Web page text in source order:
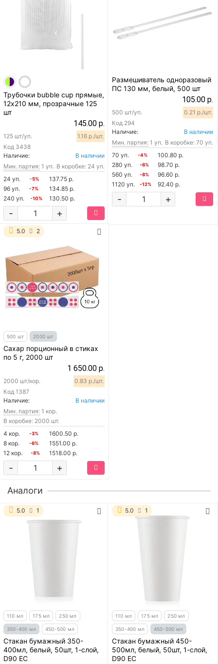
Трубочки bubble cup прямые,
12х210 мм, прозрачные 125
шт
145.00 р.
Код 3438
125 шт/уп. 1.16 р./шт.
Наличие:
В наличии
Мин. партия: 1 уп. В коробке: 24 уп.
24 уп.
-5%
137.75 р.
96 уп.
-7%
134.85 р.
240 уп.
-10% 130.50 р.
+
-
Размешиватель одноразовый
ПС 130 мм, белый, 500 шт
105.00 р.
Код 294
500 шт/уп. 0.21 р./шт.
Наличие:
В наличии
Мин. партия: 1 уп. В коробке: 70 уп.
70 уп.
-4%
100.80 р.
280 уп.
-6%
98.70 р.
560 уп.
-8%
96.60 р.
1120 уп.
-12% 92.40 р.
+
-
5.0 2
500 шт 2000 шт
Сахар порционный в стиках
по 5 г, 2000 шт
1 650.00 р.
Код 1387
2000 шт/кор. 0.83 р./шт.
Наличие:
В наличии
Мин. партия: 1 кор.
В коробке: 2000 шт.
4 кор.
-3%
1600.50 р.
8 кор.
-6%
1551.00 р.
12 кор.
-8% 1518.00 р.
+
-
Аналоги
5.0 1
110 мл 175 мл 250 мл
350-400 мл 450-500 мл
Стакан бумажный 350-
400мл, белый, 50шт, 1-слой,
D90 EC
5.0 1
110 мл 175 мл 250 мл
350-400 мл 450-500 мл
Стакан бумажный 450-
500мл, белый, 50шт, 1-слой,
D90 EC